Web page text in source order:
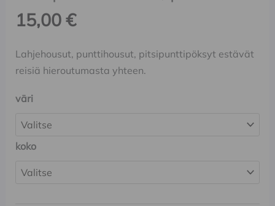
15,00€
Lahjehousut, punttihousut, pitsipunttipöksyt estävät
reisiä hieroutumasta yhteen.
väri
koko